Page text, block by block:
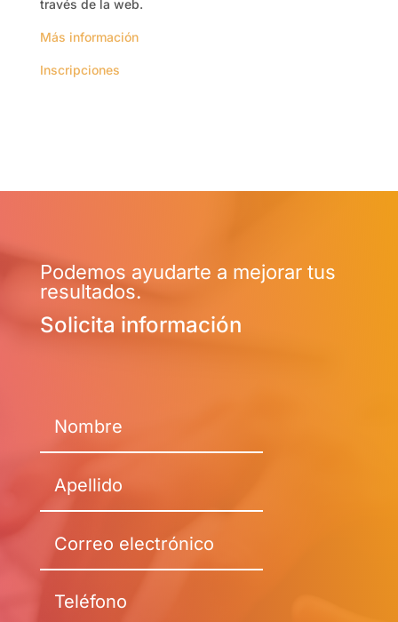
través de la web.
Más información
Inscripciones
Podemos ayudarte a mejorar tus
resultados.
Solicita información